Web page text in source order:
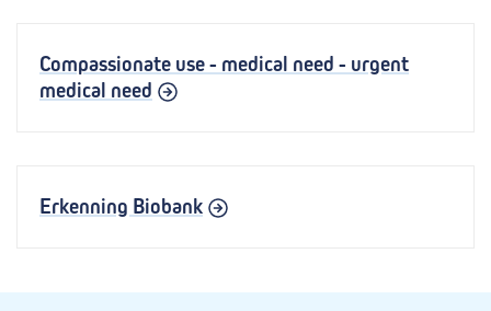
Compassionate use - medical need - urgent
medical need
Erkenning Biobank